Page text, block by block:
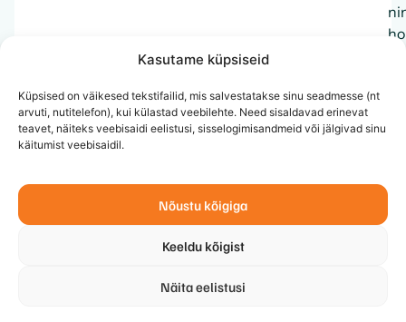
Kasutame küpsiseid
Küpsised on väikesed tekstifailid, mis salvestatakse sinu seadmesse (nt
arvuti, nutitelefon), kui külastad veebilehte. Need sisaldavad erinevat
teavet, näiteks veebisaidi eelistusi, sisselogimisandmeid või jälgivad sinu
käitumist veebisaidil.
Nõustu kõigiga
Keeldu kõigist
Näita eelistusi